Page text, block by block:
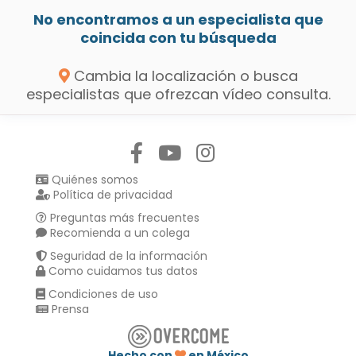
No encontramos a un especialista que
coincida con tu búsqueda
Cambia la localización o busca
especialistas que ofrezcan vídeo consulta.
Quiénes somos
Política de privacidad
Preguntas más frecuentes
Recomienda a un colega
Seguridad de la información
Como cuidamos tus datos
Condiciones de uso
Prensa